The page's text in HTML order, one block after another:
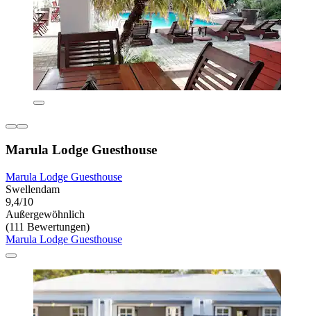
Marula Lodge Guesthouse
Marula Lodge Guesthouse
Swellendam
9,4/10
Außergewöhnlich
(111 Bewertungen)
Marula Lodge Guesthouse